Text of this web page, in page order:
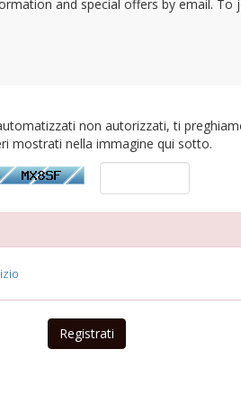
and special offers by email. To
non autorizzati, ti
mostrati nella immagine qui sotto.